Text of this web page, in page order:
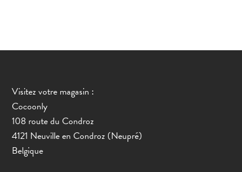
Visitez votre magasin :
Cocoonly
108 route du Condroz
4121 Neuville en Condroz (Neupré)
Belgique